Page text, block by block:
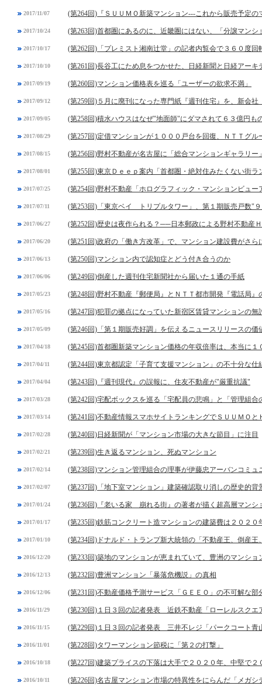
2017/11/07 (第264回)『ＳＵＵＭＯ新築マンション---これから販売予定
2017/10/24 (第263回)首都圏にあるのに、近畿圏にはない、「分譲マンシ
2017/10/17 (第262回)「プレミスト湘南辻堂」の記者内覧会で３６０度
2017/10/10 (第261回)長谷工にため息をつかせた、日経新聞と日経アーキ
2017/09/19 (第260回)マンション価格表を巡る「ユーザーの欲求不満」
2017/09/12 (第259回)５月に廃刊になった専門紙『週刊住宅』を、新会
2017/09/05 (第258回)積水ハウスはなぜ"地面師"にダマされて６３億円も
2017/08/29 (第257回)定借マンションが１０００戸台を回復、ＮＴＴグル
2017/08/15 (第256回)野村不動産が名古屋に「総合マンションギャラリ
2017/08/01 (第255回)東京Ｄｅｅｐ案内「首都圏・絶対住みたくない街ラ
2017/07/25 (第254回)野村不動産「ホログラフィック・マンションビュー
2017/07/11 (第253回)「東京ベイ トリプルタワー」、第１期販売戸数"
2017/06/27 (第252回)歴史は夜作られる？──日本郵政による野村不動産
2017/06/20 (第251回)政府の「働き方改革」で、マンション建設費がさら
2017/06/13 (第250回)マンション内で認知症とどう付き合うのか
2017/06/06 (第249回)倒産した週刊住宅新聞社から届いた１通の手紙
2017/05/23 (第248回)野村不動産『郵便局』とＮＴＴ都市開発『電話局
2017/05/16 (第247回)犯罪の拠点になっていた新宿区賃貸マンションの無
2017/05/09 (第246回)「第１期販売好調」を伝えるニュースリリースの価
2017/04/18 (第245回)首都圏新築マンション価格の年収倍率は、本当に１
2017/04/11 (第244回)東京都認定「子育て支援マンション」の不十分な仕
2017/04/04 (第243回)『週刊現代』の誤報に、住友不動産が"厳重抗議"
2017/03/28 (第242回)宅配ボックスを巡る「宅配員の悲鳴」と「管理組合
2017/03/14 (第241回)不動産情報スマホサイトランキングでＳＵＵＭＯと
2017/02/28 (第240回)日経新聞が「マンション市場の大きな節目」に注目
2017/02/21 (第239回)生き返るマンション、死ぬマンション
2017/02/14 (第238回)マンション管理組合の理事が伊藤忠アーバンコミュ
2017/02/07 (第237回)「地下室マンション」建築確認取り消しの歴史的背
2017/01/24 (第236回)『老いる家 崩れる街』の著者が描く超高層マンシ
2017/01/17 (第235回)鉄筋コンクリート造マンションの建築費は２０２０
2017/01/10 (第234回)ドナルド・トランプ新大統領の「不動産王、倒産王
2016/12/20 (第233回)築地のマンションが恵まれていて、豊洲のマンショ
2016/12/13 (第232回)豊洲マンション「暴落危機説」の真相
2016/12/06 (第231回)不動産価格予測サービス「ＧＥＥＯ」の不可解な部
2016/11/29 (第230回)１日３回の記者発表 近鉄不動産「ローレルスクエ
2016/11/15 (第229回)１日３回の記者発表 三井不レジ「パークコート青
2016/11/01 (第228回)タワーマンション節税に「第２の打撃」
2016/10/18 (第227回)建築プライスの下落は大手で２０２０年、中堅で２
2016/10/11 (第226回)名古屋マンション市場の特異性をにらんだ「メガシ